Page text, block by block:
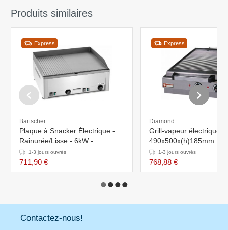
Produits similaires
Express
Bartscher
Plaque à Snacker Électrique -
Rainurée/Lisse - 6kW -
660x540x297-310(h)mm
1-3 jours ouvrés
711,90 €
Express
Diamond
Grill-vapeur électrique
490x500x(h)185mm
1-3 jours ouvrés
768,88 €
Contactez-nous!